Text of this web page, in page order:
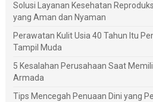
Solusi Layanan Kesehatan
yang Aman dan Nyaman
Perawatan Kulit Usia 40 Tahun Itu
Tampil Muda
5 Kesalahan Perusahaan Saat
Armada
Tips Mencegah Penuaan Dini yang